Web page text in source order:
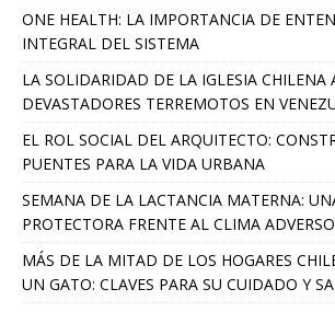
ONE HEALTH: LA IMPORTANCIA DE
INTEGRAL DEL SISTEMA
LA SOLIDARIDAD DE LA IGLESIA CHILENA
DEVASTADORES TERREMOTOS EN
EL ROL SOCIAL DEL ARQUITECTO:
PUENTES PARA LA VIDA URBANA
SEMANA DE LA LACTANCIA MATERNA:
PROTECTORA FRENTE AL CLIMA ADVERSO
MÁS DE LA MITAD DE LOS HOGARES
UN GATO: CLAVES PARA SU CUIDADO Y